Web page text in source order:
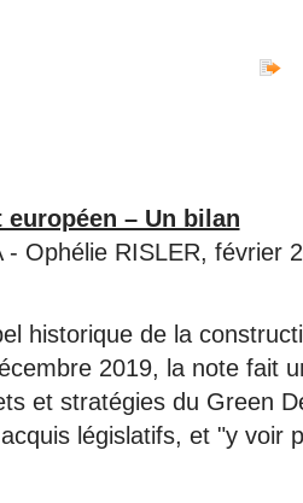
européen – Un bilan
- Ophélie RISLER, février
historique de la
2019, la note fait
et stratégies du Green
législatifs, et "y voir